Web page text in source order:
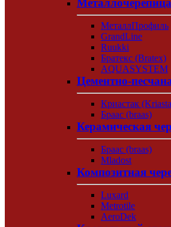
Металлочерепица
МеталлПрофиль
GrandLine
Ruukki
Братекс (Bratex)
AQUASYSTEM
Цементно-
Криастак
Браас (braas)
Керамическая
Браас (braas)
Mladost
Композитная
Luxard
Metrotile
AeroDek